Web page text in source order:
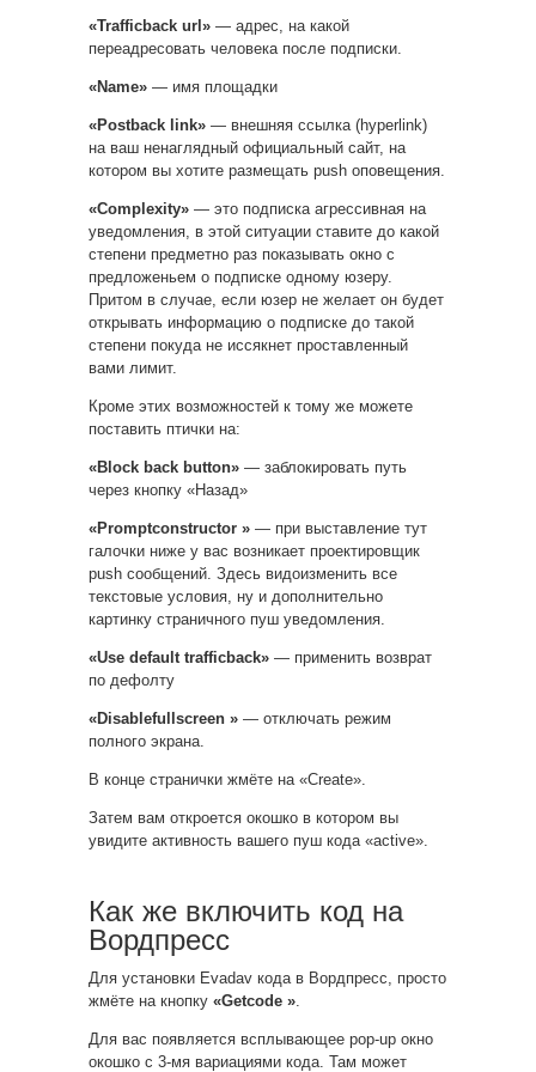
«Trafficback url» — адрес, на какой
переадресовать человека после подписки.
«Name» — имя площадки
«Postback link» — внешняя ссылка (hyperlink)
на ваш ненаглядный официальный сайт, на
котором вы хотите размещать push оповещения.
«Complexity» — это подписка агрессивная на
уведомления, в этой ситуации ставите до какой
степени предметно раз показывать окно с
предложеньем о подписке одному юзеру.
Притом в случае, если юзер не желает он будет
открывать информацию о подписке до такой
степени покуда не иссякнет проставленный
вами лимит.
Кроме этих возможностей к тому же можете
поставить птички на:
«Block back button» — заблокировать путь
через кнопку «Назад»
«Promptconstructor » — при выставление тут
галочки ниже у вас возникает проектировщик
push сообщений. Здесь видоизменить все
текстовые условия, ну и дополнительно
картинку страничного пуш уведомления.
«Use default trafficback» — применить возврат
по дефолту
«Disablefullscreen » — отключать режим
полного экрана.
В конце странички жмёте на «Create».
Затем вам откроется окошко в котором вы
увидите активность вашего пуш кода «active».
Как же включить код на
Вордпресс
Для установки Evadav кода в Вордпресс, просто
жмёте на кнопку «Getcode ».
Для вас появляется всплывающее pop-up окно
окошко с 3-мя вариациями кода. Там может